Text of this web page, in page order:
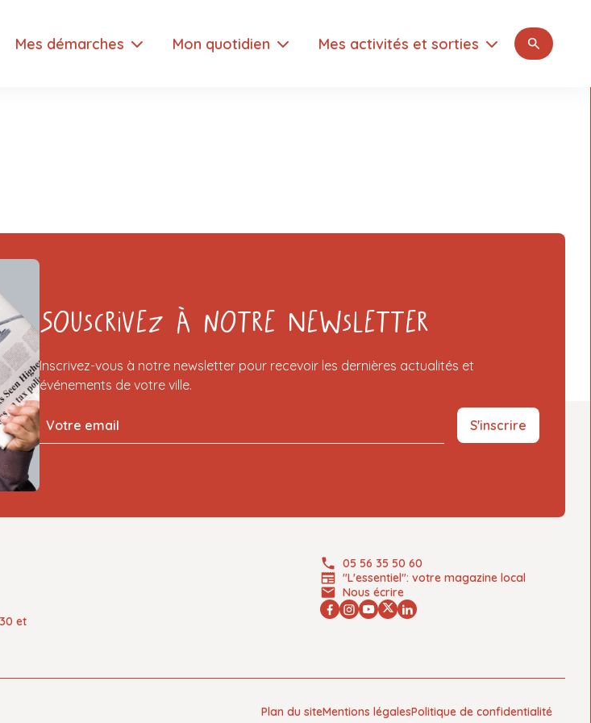
Mes démarches Mon quotidien Mes activités et sorties Rechercher
Souscrivez à notre Newsletter
Inscrivez-vous à notre newsletter pour recevoir les dernières actualités et
événements de votre ville.
S'inscrire
et
05 56 35 50 60
"L'essentiel": votre magazine local
Nous écrire
Plan du siteMentions légalesPolitique de confidentialité